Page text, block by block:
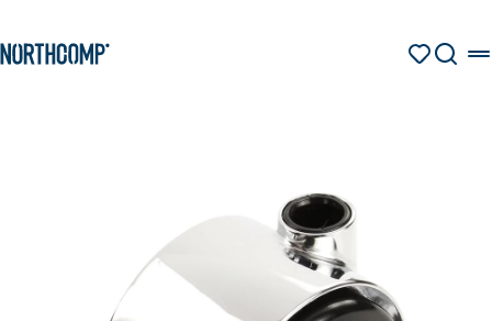
Zur Navigation springen
SUCHE